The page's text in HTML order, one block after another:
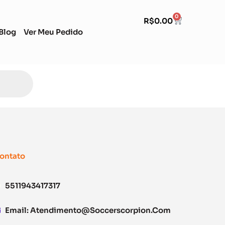
Ver Meu Pedido
R$0.00 0
5511943417317
Email:Atendimento@soccerscorpion.com